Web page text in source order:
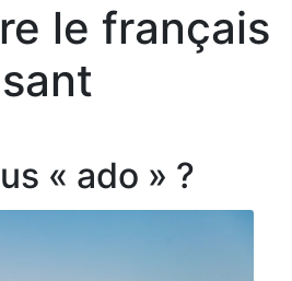
le français
« ado » ?